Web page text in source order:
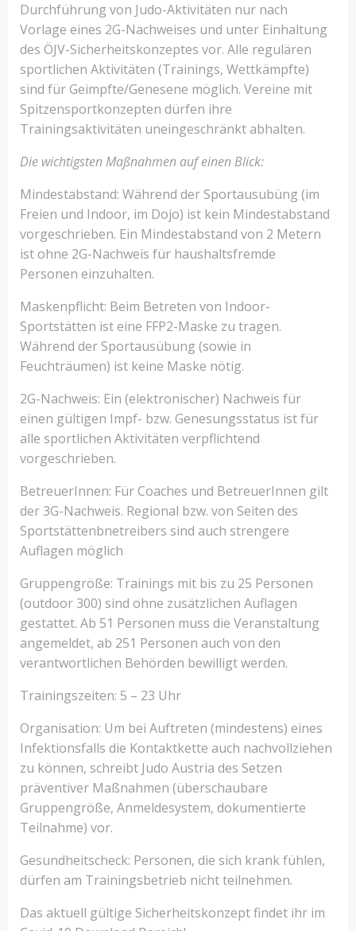
Durchführung von Judo-Aktivitäten nur nach
Vorlage eines 2G-Nachweises und unter Einhaltung
des ÖJV-Sicherheitskonzeptes vor. Alle regulären
sportlichen Aktivitäten (Trainings, Wettkämpfte)
sind für Geimpfte/Genesene möglich. Vereine mit
Spitzensportkonzepten dürfen ihre
Trainingsaktivitäten uneingeschränkt abhalten.
Die wichtigsten Maßnahmen auf einen Blick:
Mindestabstand: Während der Sportausubüng (im
Freien und Indoor, im Dojo) ist kein Mindestabstand
vorgeschrieben. Ein Mindestabstand von 2 Metern
ist ohne 2G-Nachweis für haushaltsfremde
Personen einzuhalten.
Maskenpflicht: Beim Betreten von Indoor-
Sportstätten ist eine FFP2-Maske zu tragen.
Während der Sportausübung (sowie in
Feuchträumen) ist keine Maske nötig.
2G-Nachweis: Ein (elektronischer) Nachweis für
einen gültigen Impf- bzw. Genesungsstatus ist für
alle sportlichen Aktivitäten verpflichtend
vorgeschrieben.
BetreuerInnen: Für Coaches und BetreuerInnen gilt
der 3G-Nachweis. Regional bzw. von Seiten des
Sportstättenbnetreibers sind auch strengere
Auflagen möglich
Gruppengröße: Trainings mit bis zu 25 Personen
(outdoor 300) sind ohne zusätzlichen Auflagen
gestattet. Ab 51 Personen muss die Veranstaltung
angemeldet, ab 251 Personen auch von den
verantwortlichen Behörden bewilligt werden.
Trainingszeiten: 5 – 23 Uhr
Organisation: Um bei Auftreten (mindestens) eines
Infektionsfalls die Kontaktkette auch nachvollziehen
zu können, schreibt Judo Austria des Setzen
präventiver Maßnahmen (überschaubare
Gruppengröße, Anmeldesystem, dokumentierte
Teilnahme) vor.
Gesundheitscheck: Personen, die sich krank fühlen,
dürfen am Trainingsbetrieb nicht teilnehmen.
Das aktuell gültige Sicherheitskonzept findet ihr im